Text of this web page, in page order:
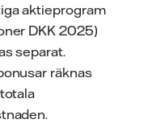
aktieprogram
DKK 2025)
separat.
räknas